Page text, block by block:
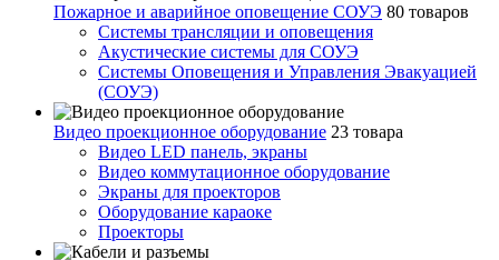
Пожарное и аварийное оповещение СОУЭ 80 товаров
Cистемы трансляции и оповещения
Акустические системы для СОУЭ
Системы Оповещения и Управления Эвакуацией
(СОУЭ)
Видео проекционное оборудование 23 товара
Видео LED панель, экраны
Видео коммутационное оборудование
Экраны для проекторов
Оборудование караоке
Проекторы